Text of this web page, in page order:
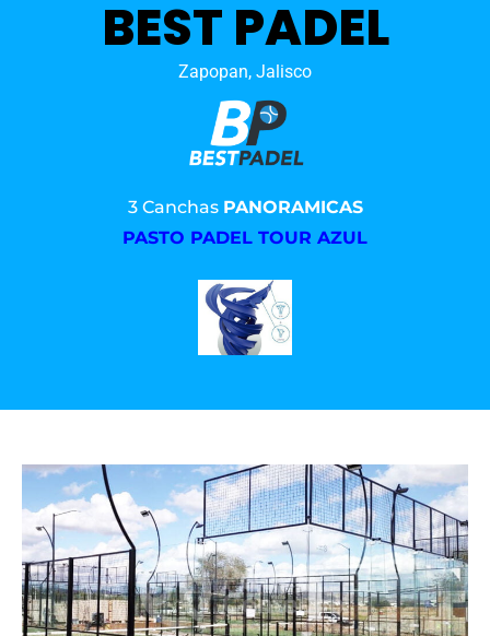
BEST PADEL
Zapopan, Jalisco
3 Canchas PANORAMICAS
PASTO PADEL TOUR AZUL